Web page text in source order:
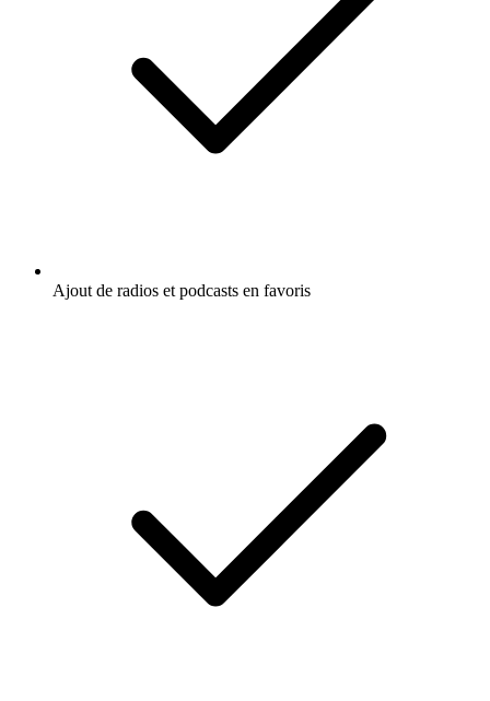
Ajout de radios et podcasts en favoris